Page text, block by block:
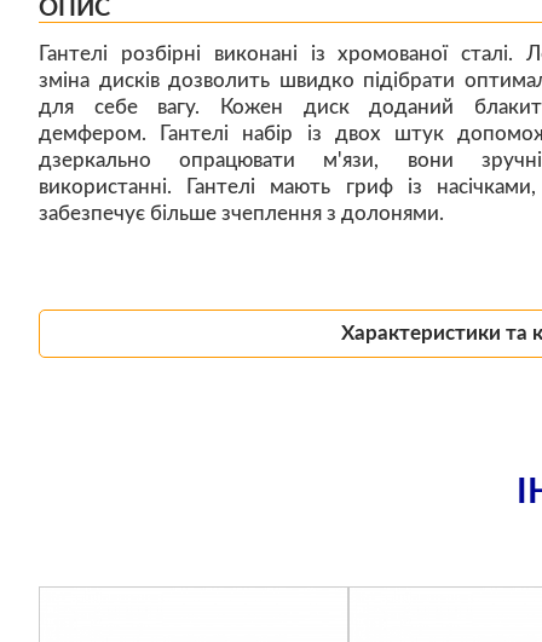
ОПИС
Гантелі розбірні виконані із хромованої сталі.
зміна дисків дозволить швидко підібрати
для себе вагу. Кожен диск доданий
демфером. Гантелі набір із двох штук
дзеркально опрацювати м'язи, вони
використанні. Гантелі мають гриф із
забезпечує більше зчеплення з долонями.
Характеристики та